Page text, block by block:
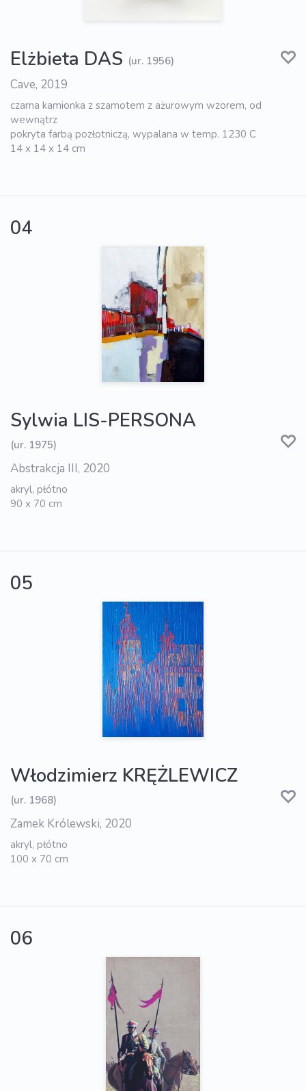
Elżbieta DAS (ur. 1956)
Cave, 2019
czarna kamionka z szamotem z ażurowym wzorem, od
wewnątrz
pokryta farbą pozłotniczą, wypalana w temp. 1230 C
14 x 14 x 14 cm
04
Sylwia LIS-PERSONA
(ur. 1975)
Abstrakcja III, 2020
akryl, płótno
90 x 70 cm
05
Włodzimierz KRĘŻLEWICZ
(ur. 1968)
Zamek Królewski, 2020
akryl, płótno
100 x 70 cm
06